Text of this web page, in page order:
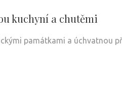
kuchyní a chutěmi
památkami a úchvatnou